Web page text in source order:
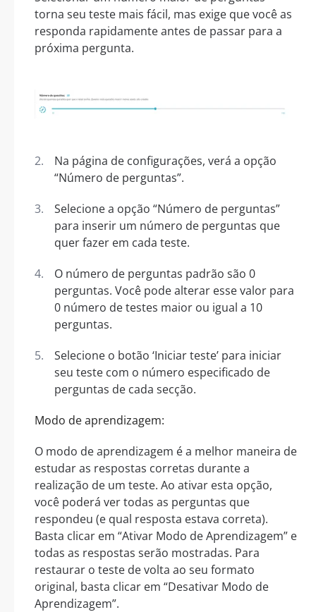
torna seu teste mais fácil, mas exige que você as
responda rapidamente antes de passar para a
próxima pergunta.
Na página de configurações, verá a opção
“Número de perguntas”.
Selecione a opção “Número de perguntas”
para inserir um número de perguntas que
quer fazer em cada teste.
O número de perguntas padrão são 0
perguntas. Você pode alterar esse valor para
0 número de testes maior ou igual a 10
perguntas.
Selecione o botão ‘Iniciar teste’ para iniciar
seu teste com o número especificado de
perguntas de cada secção.
Modo de aprendizagem:
O modo de aprendizagem é a melhor maneira de
estudar as respostas corretas durante a
realização de um teste. Ao ativar esta opção,
você poderá ver todas as perguntas que
respondeu (e qual resposta estava correta).
Basta clicar em “Ativar Modo de Aprendizagem” e
todas as respostas serão mostradas. Para
restaurar o teste de volta ao seu formato
original, basta clicar em “Desativar Modo de
Aprendizagem”.